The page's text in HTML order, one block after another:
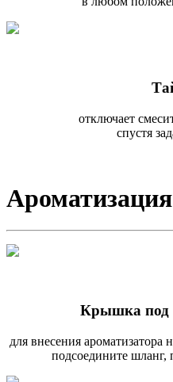
отключает
спустя
Крышка под
для внесения
подсоедините